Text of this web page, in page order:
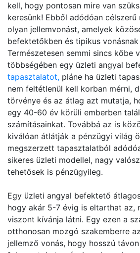
kell, hogy pontosan mire van
keresünk! Ebből adódóan
olyan jellemvonást, amelyek
befektetőkben és tipikus
Természetesen semmi sincs kőbe
többségében egy üzleti angyal
tapasztalatot, pláne ha üzleti
nem feltétlenül kell korban mérni,
törvénye és az átlag azt mutatja,
egy 40-60 év körüli emberben
számításainkat. Továbbá az is
kiválóan átlátják a pénzügyi világ
megszerzett tapasztalatból
sikeres üzleti modellel, nagy
tehetősek is pénzügyileg.
Egy üzleti angyal befektető
hogy akár 5-7 évig is eltarthat az,
viszont kívánja látni. Egy ezen a
otthonosan mozgó szakemberre
jellemző vonás, hogy hosszú